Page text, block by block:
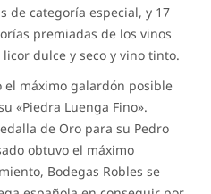
de categoría especial, y 17
premiadas de los vinos
dulce y seco y vino tinto.
el máximo galardón posible
«Piedra Luenga Fino».
de Oro para su Pedro
obtuvo el máximo
Bodegas Robles se